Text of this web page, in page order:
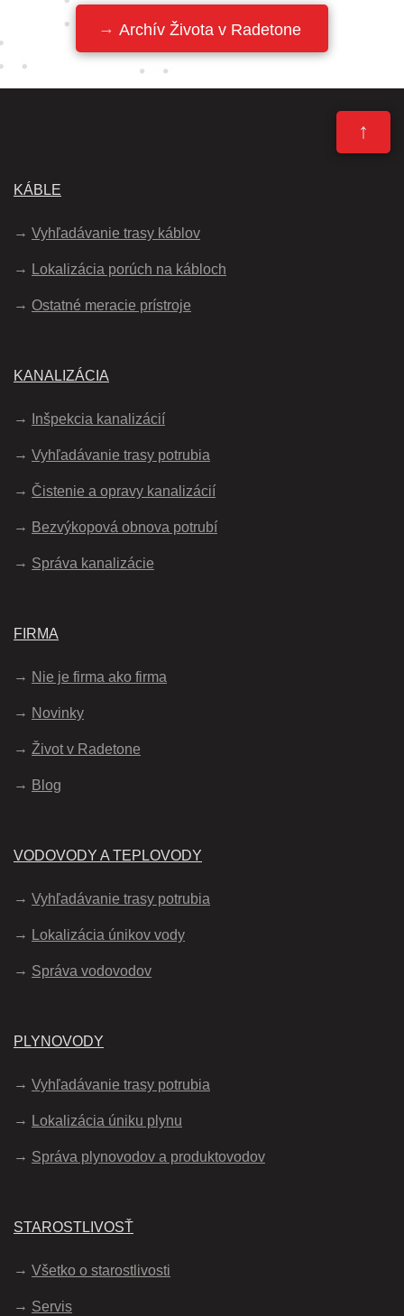
Archív Života v Radetone
↑
KÁBLE
Vyhľadávanie trasy káblov
Lokalizácia porúch na kábloch
Ostatné meracie prístroje
KANALIZÁCIA
Inšpekcia kanalizácií
Vyhľadávanie trasy potrubia
Čistenie a opravy kanalizácií
Bezvýkopová obnova potrubí
Správa kanalizácie
FIRMA
Nie je firma ako firma
Novinky
Život v Radetone
Blog
VODOVODY A TEPLOVODY
Vyhľadávanie trasy potrubia
Lokalizácia únikov vody
Správa vodovodov
PLYNOVODY
Vyhľadávanie trasy potrubia
Lokalizácia úniku plynu
Správa plynovodov a produktovodov
STAROSTLIVOSŤ
Všetko o starostlivosti
Servis